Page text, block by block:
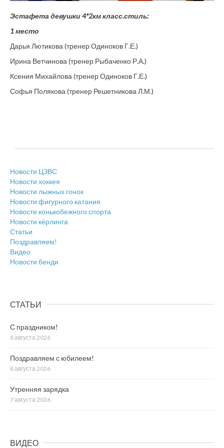
Эстафета девушки 4*2км класс.стиль:
1 место
Дарья Лютикова (тренер Одиноков Г.Е.)
Ирина Ветчинова (тренер Рыбаченко Р.А.)
Ксения Михайлова (тренер Одиноков Г.Е.)
Софья Полякова (тренер Решетникова Л.М.)
Новости ЦЗВС
Новости хоккея
Новости лыжных гонок
Новости фигурного катания
Новости конькобежного спорта
Новости кёрлинга
Статьи
Поздравляем!
Видео
Новости бенди
СТАТЬИ
С праздником!
8 августа 2026
Поздравляем с юбилеем!
8 августа 2026
Утренняя зарядка
7 августа 2026
ВИДЕО